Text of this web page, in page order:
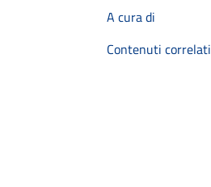
A cura di
Contenuti correlati